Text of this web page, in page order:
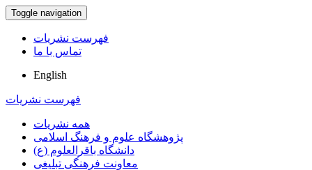
Toggle navigation
فهرست نشریات
تماس با ما
English
فهرست نشریات
همه نشریات
پژوهشگاه علوم و فرهنگ اسلامی
دانشگاه باقرالعلوم (ع)
معاونت فرهنگی تبلیغی